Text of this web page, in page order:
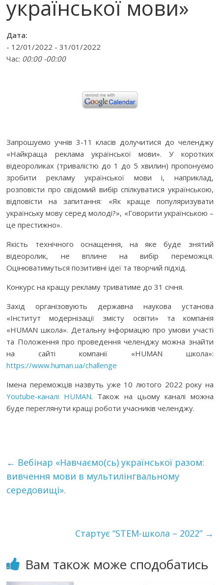
української мови»
Дата:
- 12/01/2022 - 31/01/2022
Час: 00:00 -00:00
Запрошуємо учнів 3-11 класів долучитися до челенджу
«Найкраща реклама української мови». У коротких
відеороликах (тривалістю до 1 до 5 хвилин) пропонуємо
зробити рекламу української мови і, наприклад,
розповісти про свідомий вибір спілкуватися українською,
відповісти на запитання: «Як краще популяризувати
українську мову серед молоді?», «Говорити українською –
це престижно».
Якість технічного оснащення, на яке буде знятий
відеоролик, не вплине на вибір переможця.
Оцінюватимуться позитивні ідеї та творчий підхід.
Конкурс на кращу рекламу триватиме до 31 січня.
Захід організовують державна наукова установа
«Інститут модернізації змісту освіти» та компанія
«HUMAN школа». Детальну інформацію про умови участі
та Положення про проведення челенджу можна знайти
на сайті компанії «HUMAN школа»:
https://www.human.ua/challenge
Імена переможців назвуть уже 10 лютого 2022 року на
Youtube-каналі HUMAN. Також на цьому каналі можна
буде переглянути кращі роботи учасників челенджу.
← Вебінар «Навчаємо(сь) української разом:
вивчення мови в мультилінгвальному
середовищі».
Стартує “STEM-школа – 2022” →
Вам також може сподобатись